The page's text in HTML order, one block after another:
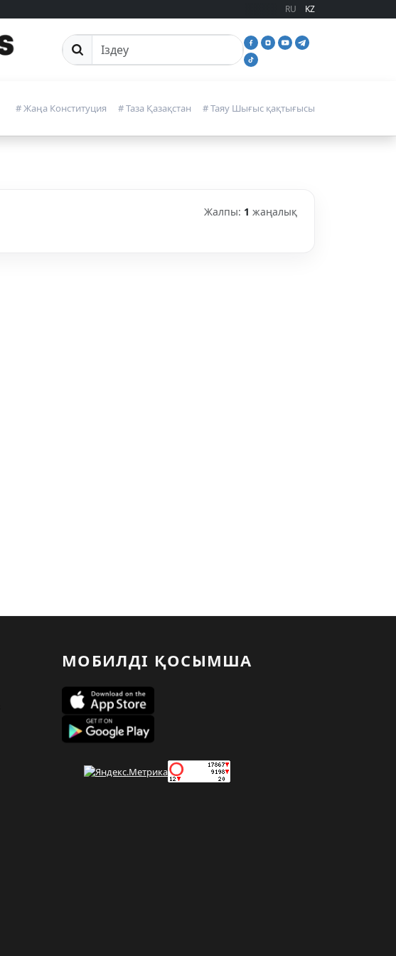
RU KZ
Сайттан іздеу
# Жаңа Конституция # Таза Қазақстан # Таяу Шығыс қақтығысы
Жалпы: 1 жаңалық
МОБИЛДІ ҚОСЫМША